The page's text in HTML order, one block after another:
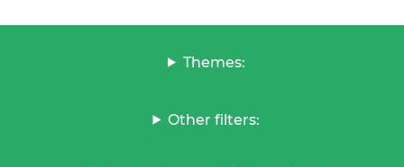
Themes:
Other filters: